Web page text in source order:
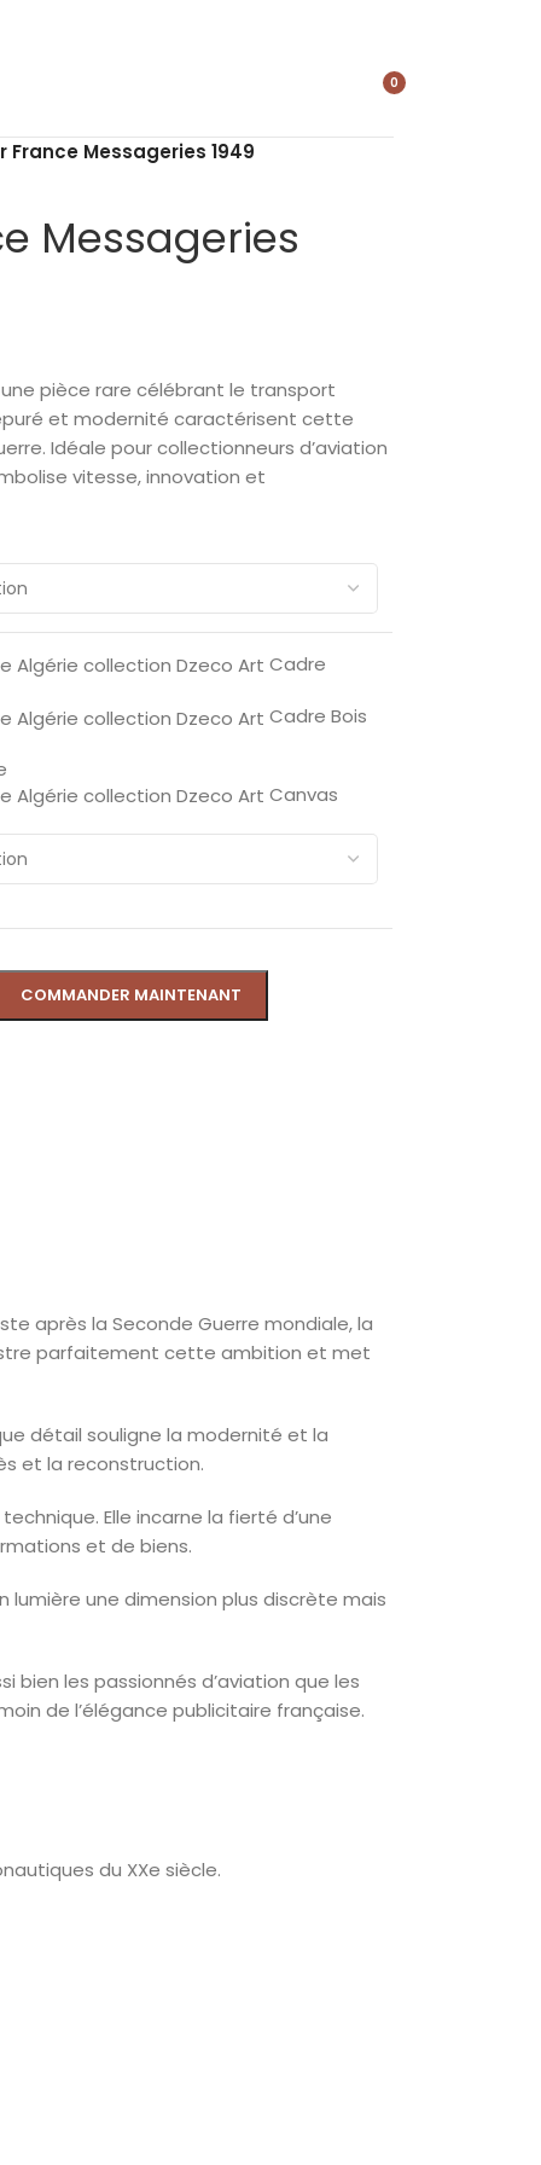
0
France Messageries 1949
Messageries
une pièce rare célébrant le transport
et modernité caractérisent cette
Idéale pour collectionneurs d’aviation
vitesse, innovation et
Cadre
Cadre Bois
Canvas
COMMANDER MAINTENANT
après la Seconde Guerre mondiale, la
parfaitement cette ambition et met
détail souligne la modernité et la
et la reconstruction.
Elle incarne la fierté d’une
et de biens.
lumière une dimension plus discrète mais
bien les passionnés d’aviation que les
de l’élégance publicitaire française.
du XXe siècle.